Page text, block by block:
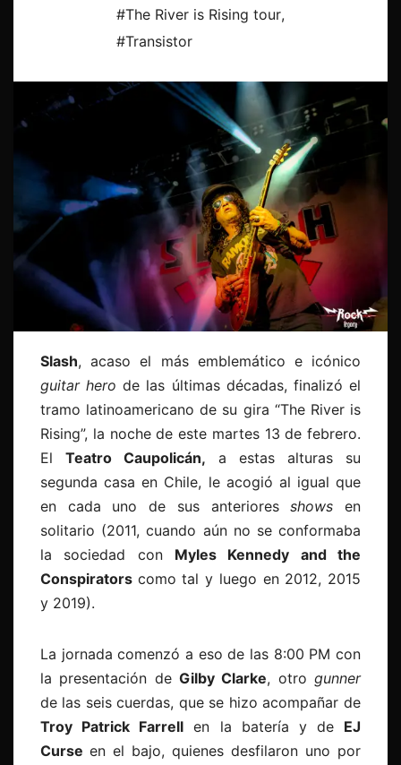
#The River is Rising tour,
#Transistor
Slash, acaso el más emblemático e icónico
guitar hero de las últimas décadas, finalizó el
tramo latinoamericano de su gira “The River is
Rising”, la noche de este martes 13 de febrero.
El Teatro Caupolicán, a estas alturas su
segunda casa en Chile, le acogió al igual que
en cada uno de sus anterioresshowsen
solitario (2011, cuando aún no se conformaba
la sociedad con Myles Kennedy and the
Conspirators como tal y luego en 2012, 2015
y 2019).
La jornada comenzó a eso de las 8:00 PM con
la presentación de Gilby Clarke, otrogunner
de las seis cuerdas, que se hizo acompañar de
Troy Patrick Farrell en la batería y de EJ
Curse en el bajo, quienes desfilaron uno por